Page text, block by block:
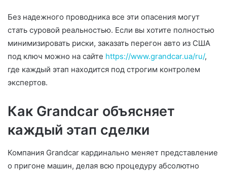
Без надежного проводника все эти опасения могут
стать суровой реальностью. Если вы хотите полностью
минимизировать риски, заказать перегон авто из США
под ключ можно на сайте https://www.grandcar.ua/ru/,
где каждый этап находится под строгим контролем
экспертов.
Как Grandcar объясняет
каждый этап сделки
Компания Grandcar кардинально меняет представление
о пригоне машин, делая всю процедуру абсолютно